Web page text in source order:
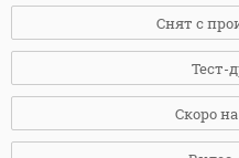
Да (1)
Снят с
Да (12)
Тест-
Скоро